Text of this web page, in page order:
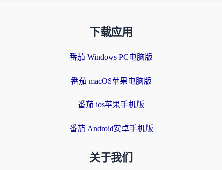
下载应用
番茄 Windows PC电脑版
番茄 macOS苹果电脑版
番茄 ios苹果手机版
番茄 Android安卓手机版
关于我们